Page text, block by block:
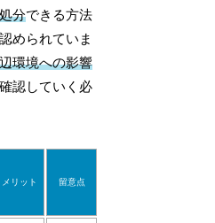
分できる方法
められていま
環境への影響
認していく必
メリット 留意点